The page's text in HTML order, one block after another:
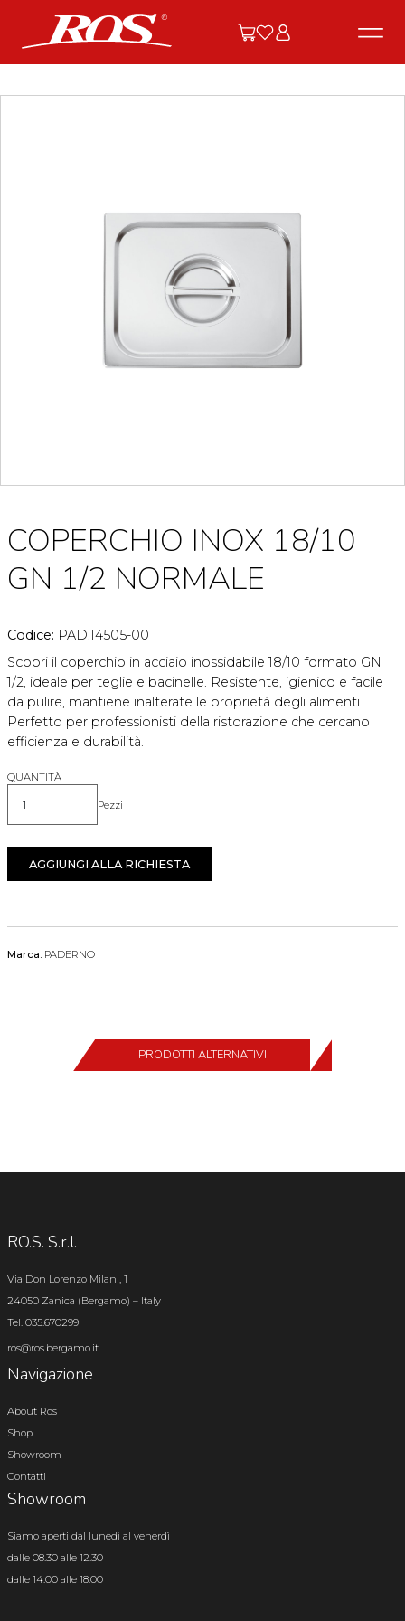
COPERCHIO INOX 18/10
GN 1/2 NORMALE
Codice: PAD.14505-00
Scopri il coperchio in acciaio inossidabile 18/10 formato GN
1/2, ideale per teglie e bacinelle. Resistente, igienico e facile
da pulire, mantiene inalterate le proprietà degli alimenti.
Perfetto per professionisti della ristorazione che cercano
efficienza e durabilità.
QUANTITÀ
Quantità Pezzi
AGGIUNGI ALLA RICHIESTA
Marca: PADERNO
PRODOTTI ALTERNATIVI
RO.S. S.r.l.
Via Don Lorenzo Milani, 1
24050 Zanica (Bergamo) – Italy
Tel. 035.670299
ros@ros.bergamo.it
Navigazione
About Ros
Shop
Showroom
Contatti
Showroom
Siamo aperti dal lunedì al venerdì
dalle 08.30 alle 12.30
dalle 14.00 alle 18.00